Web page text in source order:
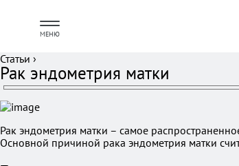
МЕНЮ
Статьи ›
Рак эндометрия матки
Рак эндометрия матки – самое
Основной причиной рака эндометрия матки